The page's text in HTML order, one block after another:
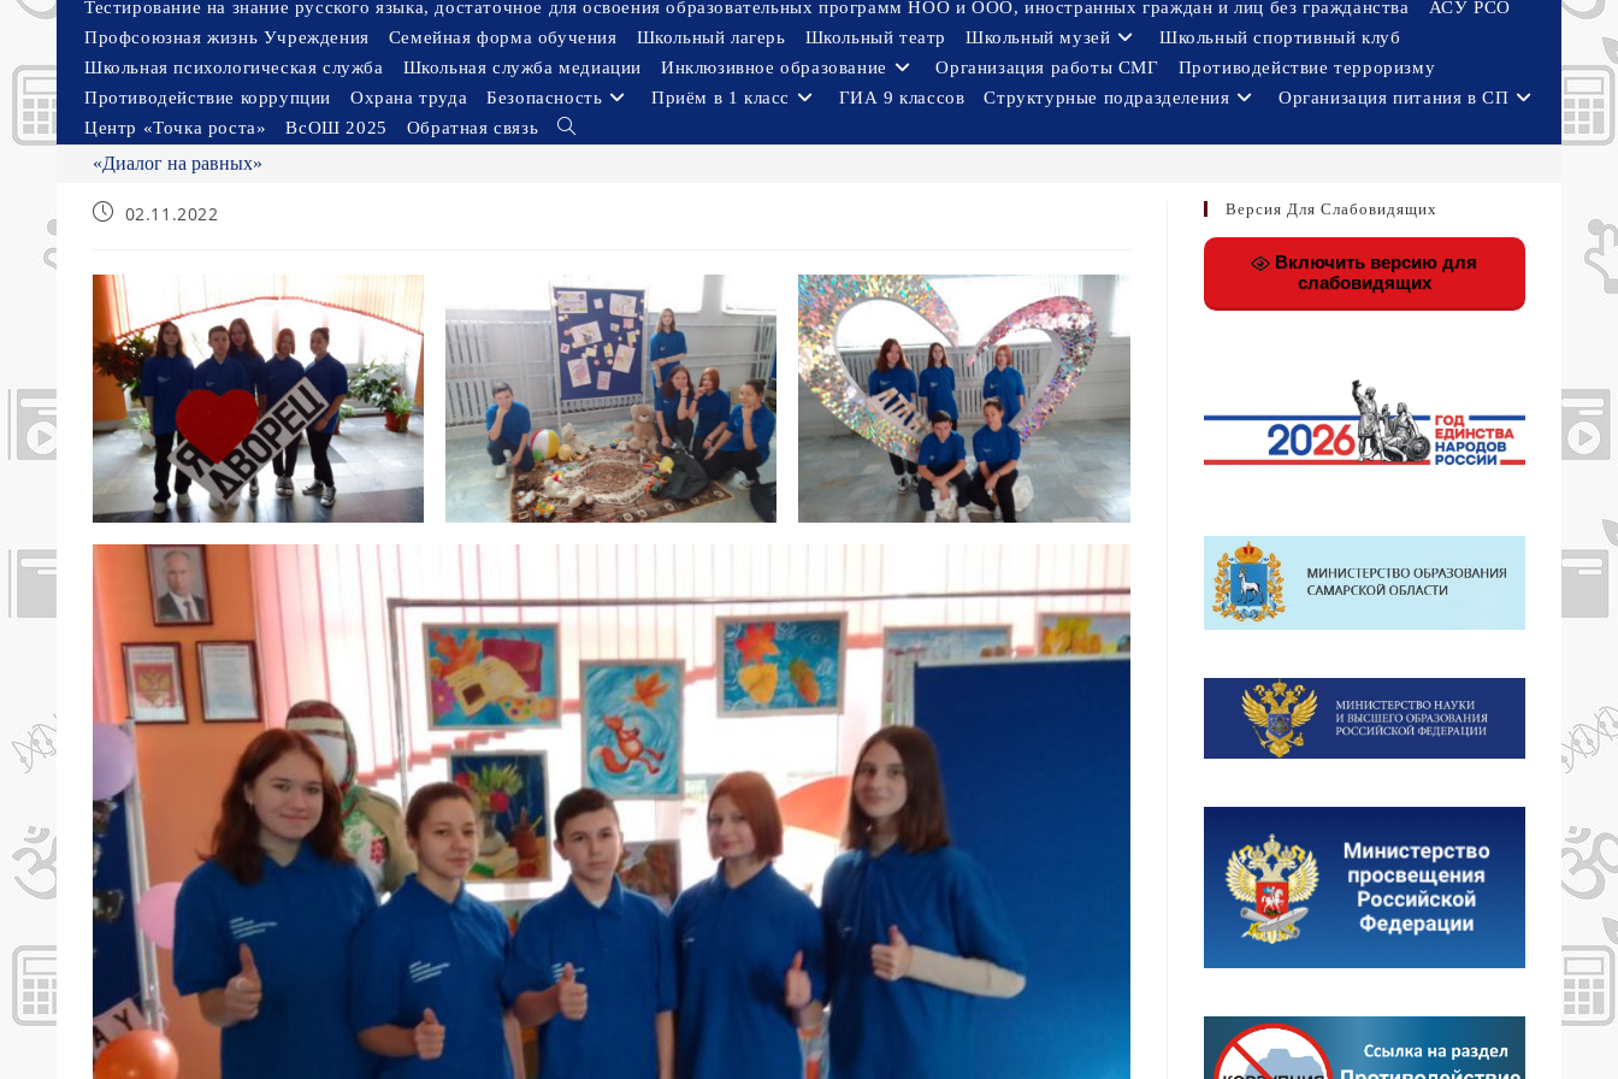
Тестирование на знание русского языка, достаточное для освоения образовательных программ НОО и ООО, иностранных граждан и лиц без гражданства
АСУ РСО
Профсоюзная жизнь Учреждения
Семейная форма обучения Школьный лагерь Школьный театр Школьный музей
Школьный спортивный клуб
Школьная психологическая служба
Школьная служба медиации Инклюзивное образование Организация работы СМГ
Противодействие терроризму
Противодействие коррупции
Охрана труда Безопасность Приём в 1 класс ГИА 9 классов Структурные подразделения
Организация питания в СП
Центр «Точка роста»
ВсОШ 2025 Обратная связь
Переключить
«Диалог на равных»
Запись02.11.2022 Версия Для Слабовидящих
Включить версию для
слабовидящих